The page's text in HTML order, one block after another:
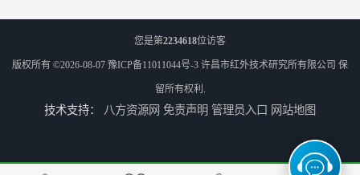
您是第2234618位访客
版权所有 ©2026-08-07 豫ICP备11011044号-3 许昌市红外技术研究所有限公司 保
留所有权利.
技术支持： 八方资源网 免责声明 管理员入口 网站地图